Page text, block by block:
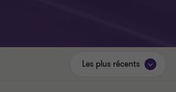
Les plus récents